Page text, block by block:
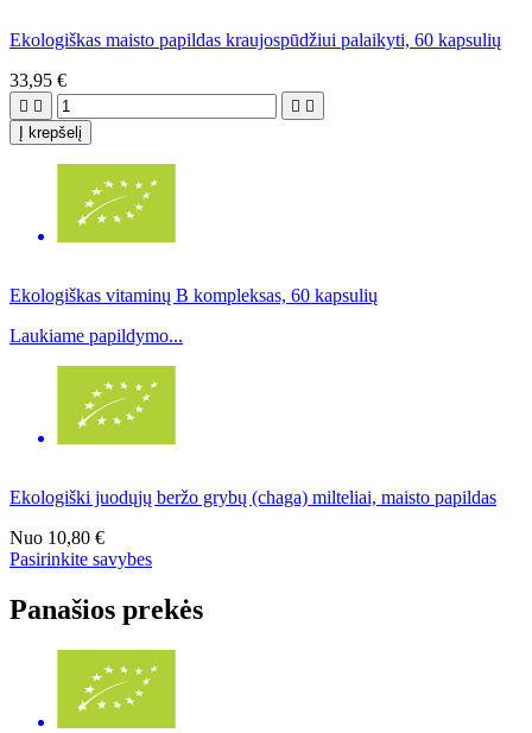
Ekologiškas maisto papildas kraujospūdžiui palaikyti, 60 kapsulių
33,95 €
   
Į krepšelį
Ekologiškas vitaminų B kompleksas, 60 kapsulių
Laukiame papildymo...
Ekologiški juodųjų beržo grybų (chaga) milteliai, maisto papildas
Nuo 10,80 €
Pasirinkite savybes
Panašios prekės